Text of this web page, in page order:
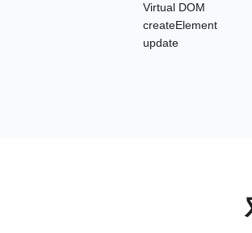
Virtual DOM
createElement
update